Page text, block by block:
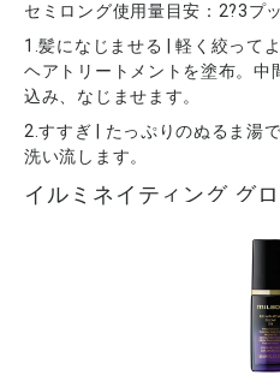
セミロング使用量目安：2?3プ
1.髪になじませる | 軽く絞って
ヘアトリートメントを塗布。中
込み、なじませます。
2.すすぎ | たっぷりのぬるま湯
洗い流します。
イルミネイティング グ